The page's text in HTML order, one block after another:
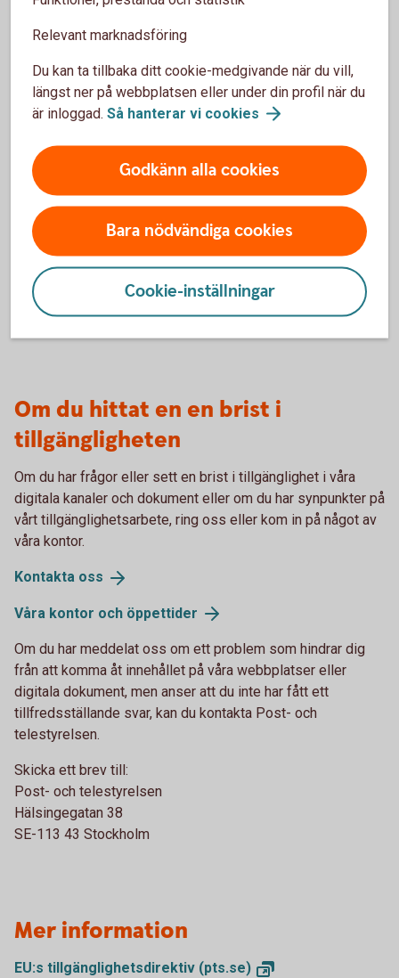
Vissa motoriska svårigheter
Om du har vissa motoriska svårigheter finns det
olika funktioner och hjälpmedel som kan göra det
enklare för dig att sköta dina bankärenden.
med hjälp av tangentbordet.
Våra webbplatser som haradssparbanken.se,
internetbanken och apparna följer en struktur som
är enkel att följa.
För den som har vissa talsvårigheter finns
särskild programvara som kan underlätta vid
telefon- och videosamtal.
Om du hittat en en brist i
tillgängligheten
Om du har frågor eller sett en brist i tillgänglighet i våra
digitala kanaler och dokument eller om du har synpunkter på
vårt tillgänglighetsarbete, ring oss eller kom in på något av
våra kontor.
Kontakta oss
Våra kontor och öppettider
Om du har meddelat oss om ett problem som hindrar dig
från att komma åt innehållet på våra webbplatser eller
digitala dokument, men anser att du inte har fått ett
tillfredsställande svar, kan du kontakta Post- och
telestyrelsen.
Skicka ett brev till:
Post- och telestyrelsen
Hälsingegatan 38
SE-113 43 Stockholm
Mer information
EU:s tillgänglighetsdirektiv (pts.se)
Relevant marknadsföring
Du kan ta tillbaka ditt cookie-medgivande när du vill,
längst ner på webbplatsen eller under din profil när du
är inloggad. Så hanterar vi cookies
Godkänn alla cookies
Bara nödvändiga cookies
Cookie-inställningar